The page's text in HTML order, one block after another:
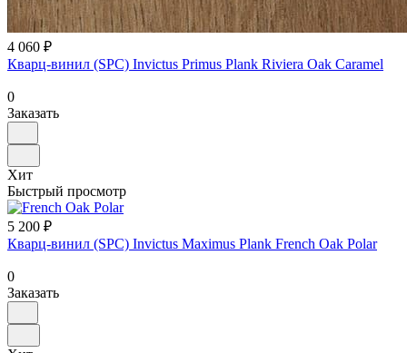
4 060 ₽
Кварц-винил (SPC) Invictus Primus Plank Riviera Oak Caramel
0
Заказать
Хит
Быстрый просмотр
5 200 ₽
Кварц-винил (SPC) Invictus Maximus Plank French Oak Polar
0
Заказать